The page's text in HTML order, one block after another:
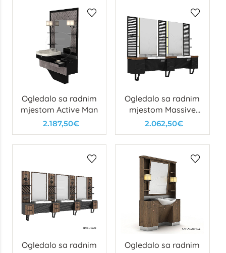
Ogledalo sa radnim
mjestom Active Man
2.187,50€
Ogledalo sa radnim
mjestom Massive
Man
2.062,50€
Ogledalo sa radnim
Ogledalo sa radnim